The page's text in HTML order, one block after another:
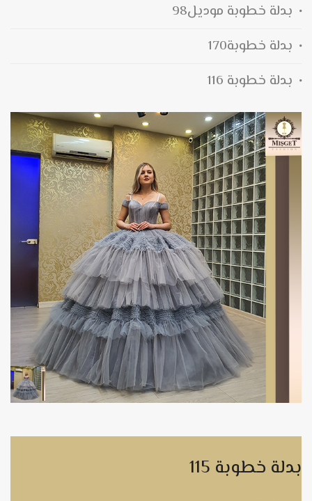
بدلة خطوبة موديل98
بدلة خطوبة170
بدلة خطوبة 116
بدلة خطوبة 115